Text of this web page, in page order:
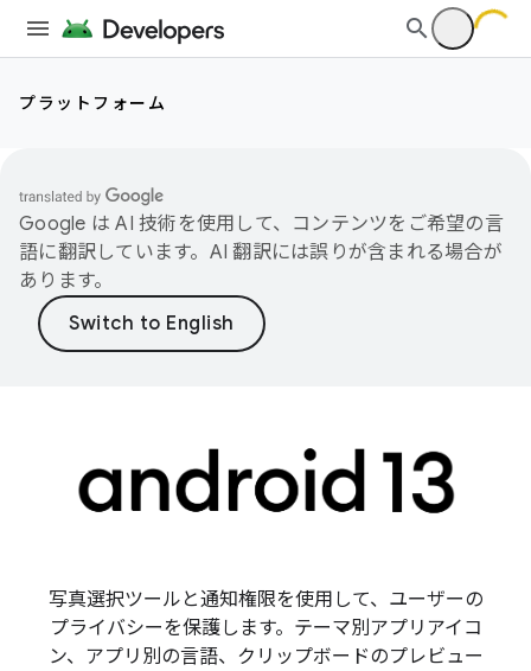
プラットフォーム
Google は AI 技術を使用して、コンテンツをご希望の言
語に翻訳しています。AI 翻訳には誤りが含まれる場合が
あります。
写真選択ツールと通知権限を使用して、ユーザーの
プライバシーを保護します。テーマ別アプリアイコ
ン、アプリ別の言語、クリップボードのプレビュー